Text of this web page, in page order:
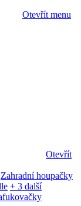
Otevřít menu
Otevřít
Zahradní houpačky
+ 3 další